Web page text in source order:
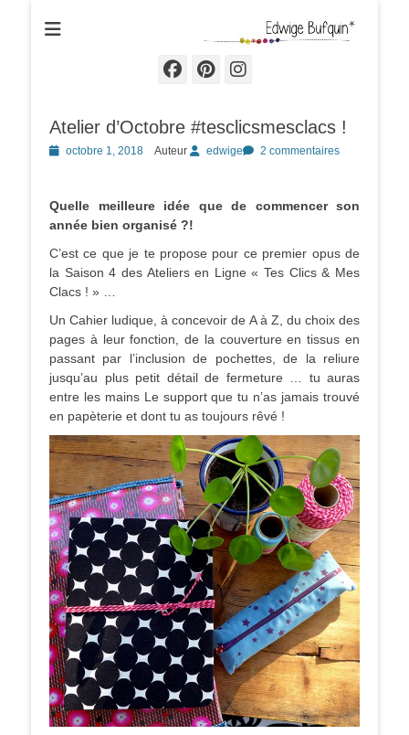
Edwige Bufquin
Facebook
Pinterest
Instagram
Atelier d’Octobre #tesclicsmesclacs !
Postedoctobre 1, 2018 Auteur edwige 2 commentaires
Quelle meilleure idée que de commencer son
année bien organisé ?!
C’est ce que je te propose pour ce premier opus de
la Saison 4 des Ateliers en Ligne « Tes Clics & Mes
Clacs ! » …
Un Cahier ludique, à concevoir de A à Z, du choix des
pages à leur fonction, de la couverture en tissus en
passant par l’inclusion de pochettes, de la reliure
jusqu’au plus petit détail de fermeture … tu auras
entre les mains Le support que tu n’as jamais trouvé
en papèterie et dont tu as toujours rêvé !